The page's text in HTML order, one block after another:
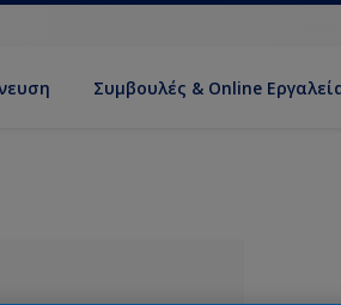
Συμβουλές & Online